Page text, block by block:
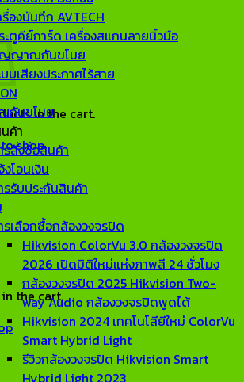
in the cart.
shop
the cart.
รื่องบันทึก AVTECH
ะตูคีย์การ์ด เครื่องสแกนลายนิ้วมือ
ญาณกันขโมย
บบเสียงประกาศไร้สาย
นขโมย
ค้า
รสั่งซื้อสินค้า
งโอนเงิน
รรับประกันสินค้า
รเลือกซื้อกล้องวงจรปิด
Hikvision ColorVu 3.0 กล้องวงจรปิด
2026 เปิดมิติใหม่แห่งภาพสี 24 ชั่วโมง
กล้องวงจรปิด 2025 Hikvision Two-
way Audio กล้องวงจรปิดพูดได้
Hikvision 2024 เทคโนโลียีใหม่ ColorVu
Smart Hybrid Light
รีวิวกล้องวงจรปิด Hikvision Smart
Hybrid Light 2023